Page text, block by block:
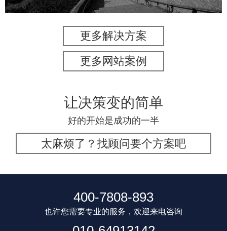
更多解决方案
更多网站案例
让决策变的简单
好的开始是成功的一半
太麻烦了？找顾问要个方案吧
400-7808-893
也许您需要专业的服务，欢迎来电咨询